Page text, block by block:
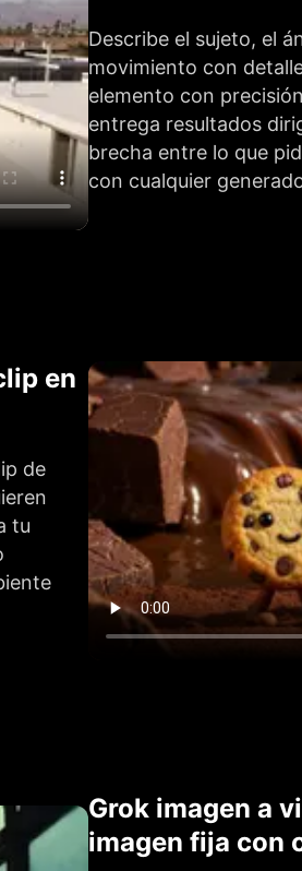
Describe el sujeto, el
movimiento con
elemento con
entrega resultados
brecha entre lo que
con cualquier
en
de
tu
Grok imagen a
imagen fija con